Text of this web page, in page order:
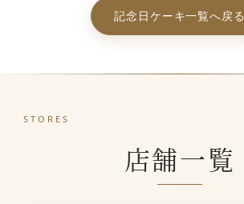
記念日ケーキ一覧へ戻る
STORES
店舗一覧